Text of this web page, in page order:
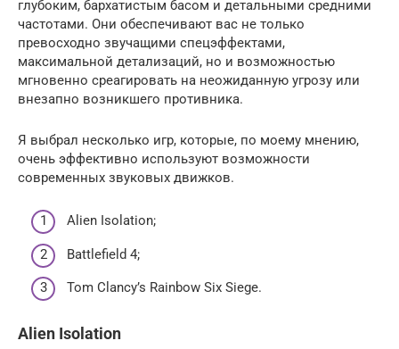
глубоким, бархатистым басом и детальными средними
частотами. Они обеспечивают вас не только
превосходно звучащими спецэффектами,
максимальной детализаций, но и возможностью
мгновенно среагировать на неожиданную угрозу или
внезапно возникшего противника.
Я выбрал несколько игр, которые, по моему мнению,
очень эффективно используют возможности
современных звуковых движков.
Alien Isolation;
Battlefield 4;
Tom Clancy’s Rainbow Six Siege.
Alien Isolation